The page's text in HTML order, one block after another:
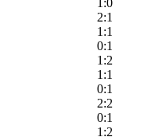
1:0
2:1
1:1
0:1
1:2
1:1
0:1
2:2
0:1
1:2